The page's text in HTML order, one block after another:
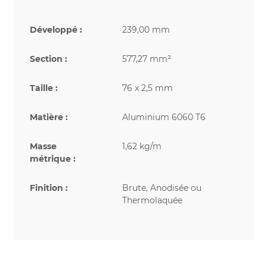
Développé : 239,00 mm
Section : 577,27 mm²
Taille : 76 x 2,5 mm
Matière : Aluminium 6060 T6
Masse
métrique :
1,62 kg/m
Finition :
Brute, Anodisée ou
Thermolaquée